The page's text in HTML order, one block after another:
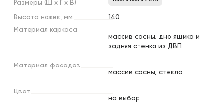
Размеры (Ш х х В)
Высота ножек, мм
140
Материал каркаса
массив сосны, дно ящика и
задняя стенка из ДВП
Материал фасадов
массив сосны, стекло
Цвет
на выбор